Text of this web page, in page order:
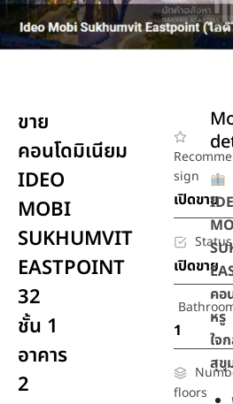
ขาย
คอนโดมิเนียม
IDEO
MOBI
SUKHUMVIT
EASTPOINT
32
ชั้น 1
อาคาร
2
sign
เปิดขาย
Status
เปิดขาย
1
floors
คอ
หรู
ใจ
สุขุ